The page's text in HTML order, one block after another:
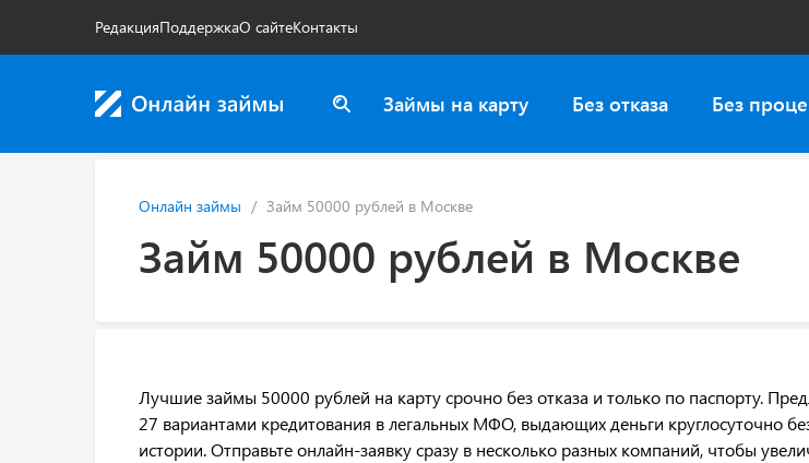
РедакцияПоддержкаО сайтеКонтакты
Займы на карту Без отказа Без
Онлайн займы Займ 50000 рублей в Москве
Займ 50000 рублей в Москве
Лучшие займы 50000 рублей на карту срочно без отказа и только по паспорту.
27 вариантами кредитования в легальных МФО, выдающих деньги круглосуточно
истории. Отправьте онлайн-заявку сразу в несколько разных компаний, чтобы